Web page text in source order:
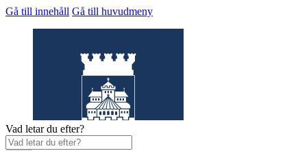
Gå till innehåll Gå till huvudmeny
Vad letar du efter?